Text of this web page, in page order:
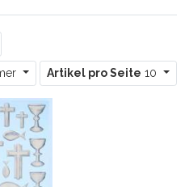
Artikel pro Seite 10